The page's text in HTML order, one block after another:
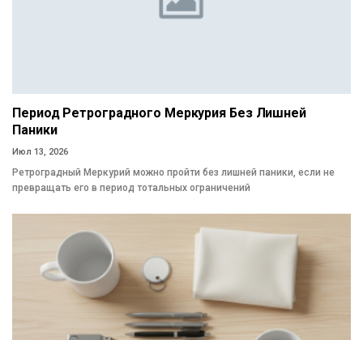
Период Ретроградного Меркурия Без Лишней
Паники
Июл 13, 2026
Ретроградный Меркурий можно пройти без лишней паники, если не
превращать его в период тотальных ограничений